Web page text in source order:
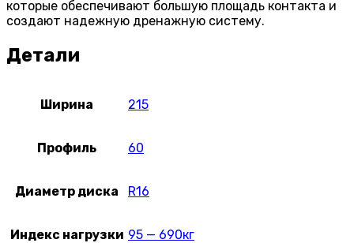
которые обеспечивают большую площадь контакта и
создают надежную дренажную систему.
Детали
Ширина 215
Профиль 60
Диаметр диска R16
Индекс нагрузки 95 — 690кг